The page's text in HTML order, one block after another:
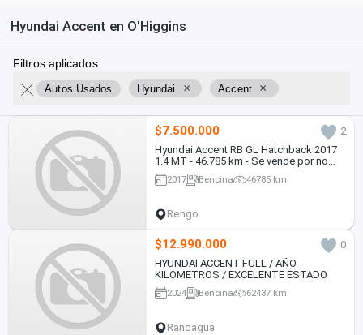
Hyundai Accent en O'Higgins
Filtros aplicados
Autos Usados Hyundai × Accent ×
$7.500.000
2
Hyundai Accent RB GL Hatchback 2017
1.4 MT - 46.785 km - Se vende por no
uso
2017 Bencina 46785 km
Rengo
$12.990.000
0
HYUNDAI ACCENT FULL / AÑO
KILOMETROS / EXCELENTE ESTADO
2024 Bencina 62437 km
Rancagua